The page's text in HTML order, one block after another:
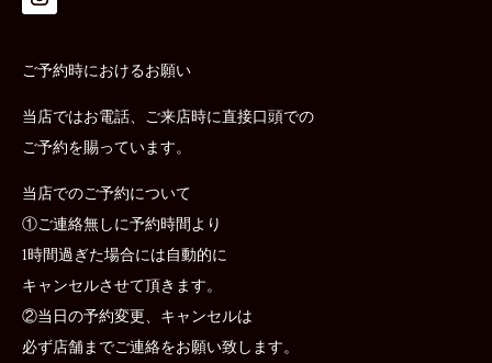
ご予約時におけるお願い
当店ではお電話、ご来店時に直接口頭での
ご予約を賜っています。
当店でのご予約について
①ご連絡無しに予約時間より
1時間過ぎた場合には自動的に
キャンセルさせて頂きます。
②当日の予約変更、キャンセルは
必ず店舗までご連絡をお願い致します。